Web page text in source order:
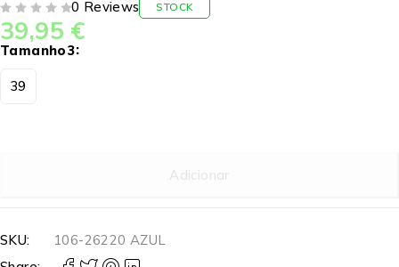
0 Reviews STOCK
39,95 €
Tamanho3
39
Adicionar
SKU:
106-26220 AZUL